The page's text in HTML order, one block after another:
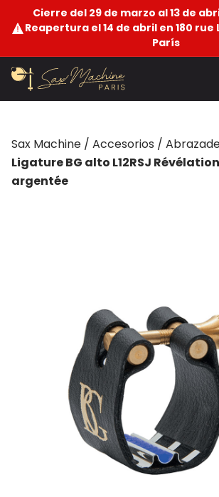
Cierre del 29 de marzo al 13 de
Reapertura el 14 de abril en 180
París
Sax Machine / Accesorios /
Ligature BG alto L12RSJ
argentée